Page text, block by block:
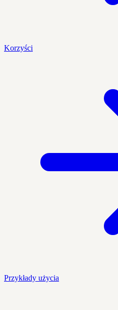
Korzyści
Przykłady użycia